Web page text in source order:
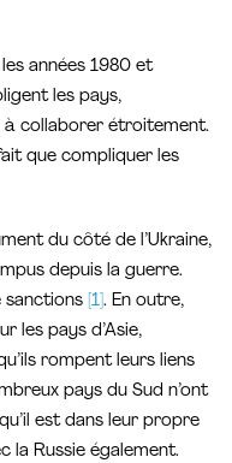
années 1980 et
les pays,
à collaborer étroitement.
que compliquer les
du côté de l’Ukraine,
depuis la guerre.
sanctions [1] . En outre,
les pays d’Asie,
rompent leurs liens
pays du Sud n’ont
est dans leur propre
la Russie également.